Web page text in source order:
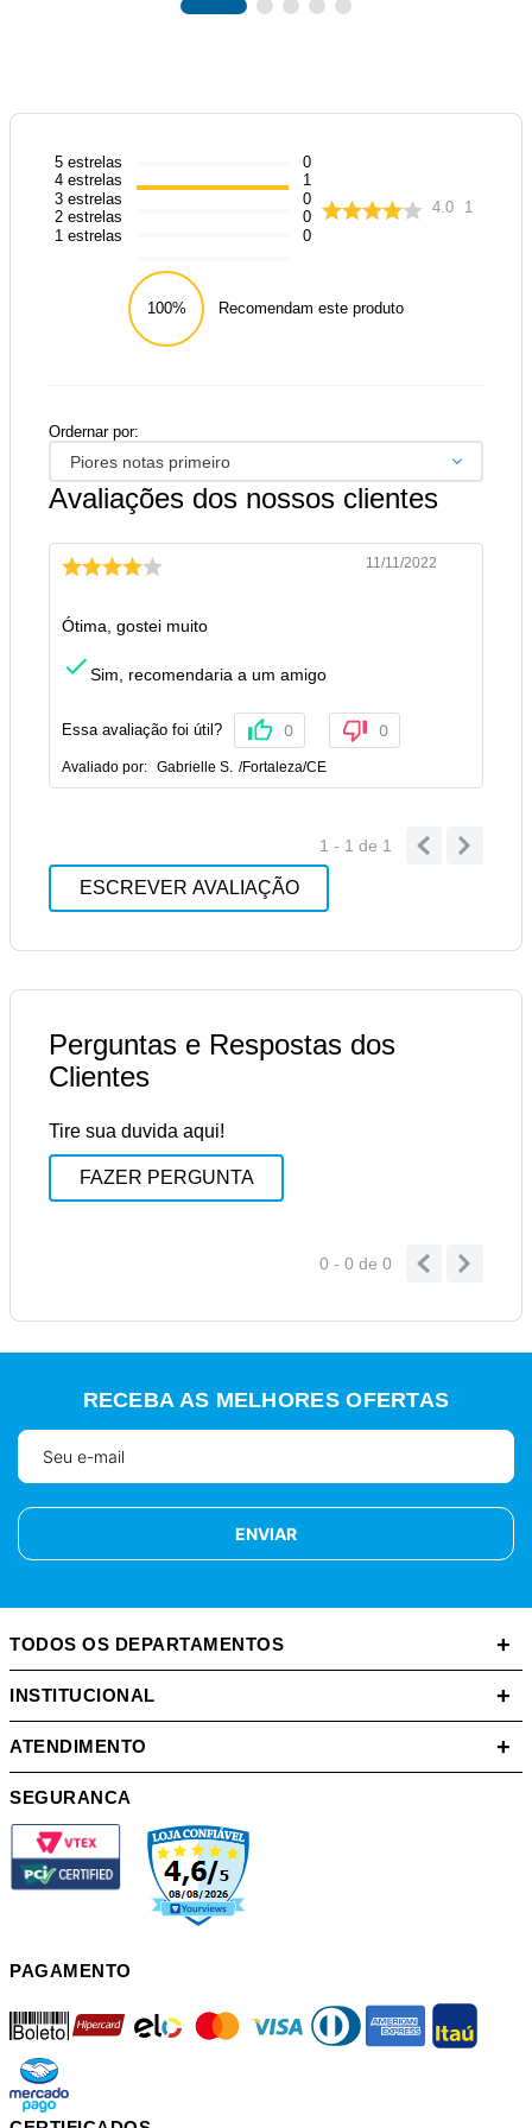
5 estrelas
4 estrelas
3 estrelas
2 estrelas
1 estrelas
0
1
0
0
0
4.0 1
100% Recomendam este produto
Ordernar por:
Piores notas primeiro
Avaliações dos nossos clientes
11/11/2022
Ótima, gostei muito
Sim, recomendaria a um amigo
Essa avaliação foi útil? 0 0
Avaliado por: Gabrielle S. /Fortaleza/CE
1 - 1 de 1
ESCREVER AVALIAÇÃO
Perguntas e Respostas dos
Clientes
Tire sua duvida aqui!
FAZER PERGUNTA
0 - 0 de 0
RECEBA AS MELHORES OFERTAS
ENVIAR
TODOS OS DEPARTAMENTOS +
INSTITUCIONAL +
ATENDIMENTO +
SEGURANCA
PAGAMENTO
boleto mastercard diners american itau
mercadopago